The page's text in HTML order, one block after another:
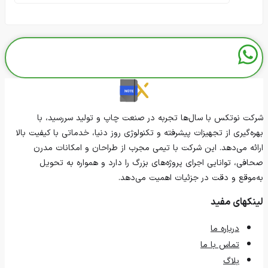
دسته‌بندی، سررسیدهای اروپایی نیز با طراحی کاربردی و
قیمت مناسب در دسترس هستند.
سررسید نفیس با جلدهای لوکس، چاپ باکیفیت و
بسته‌بندی شیک، انتخابی ایده‌آل برای هدیه‌های سازمانی
و مدیران ارشد است. این سررسیدها جلوه‌ای از حرفه‌ای‌گری
و احترام به مخاطب را به‌خوبی منتقل می‌کنند.
سالنامه و تقویم 1405 را نیز از فروشگاه ما تهیه کنید:
تقویم رومیزی
شرکت نوتکس با سال‌ها تجربه در صنعت چاپ و تولید سررسید، با
بهره‌گیری از تجهیزات پیشرفته و تکنولوژی روز دنیا، خدماتی با کیفیت بالا
ارائه می‌دهد. این شرکت با تیمی مجرب از طراحان و امکانات مدرن
صحافی، توانایی اجرای پروژه‌های بزرگ را دارد و همواره به تحویل
به‌موقع و دقت در جزئیات اهمیت می‌دهد.
لینکهای مفید
درباره ما
تماس با ما
بلاگ